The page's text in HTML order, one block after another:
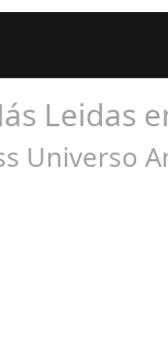
Leidas
Universo